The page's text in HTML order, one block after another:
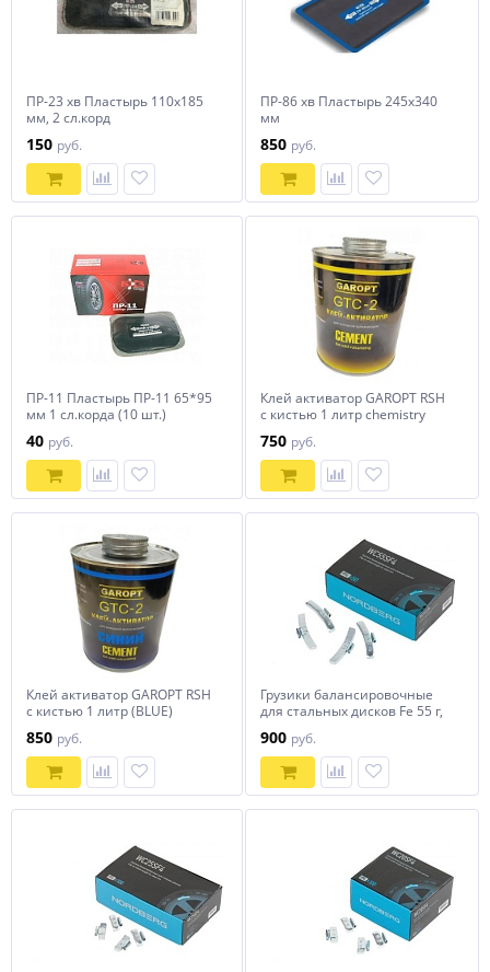
ПР-23 хв Пластырь 110х185
150руб.
ПР-86 хв Пластырь 245х340
850руб.
ПР-11 Пластырь ПР-11 65*95
мм 1 сл.корда (10 шт.)
40руб.
Клей активатор GAROPT RSH
с кистью 1 литр chemistry
750руб.
Клей активатор GAROPT RSH
с кистью 1 литр (BLUE)
chemistry
850руб.
Грузики балансировочные
для стальных дисков Fe 55 г,
50 шт. NORDBERG WC55SF4
900руб.